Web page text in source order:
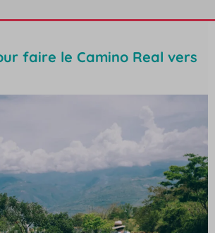
faire le Camino Real vers